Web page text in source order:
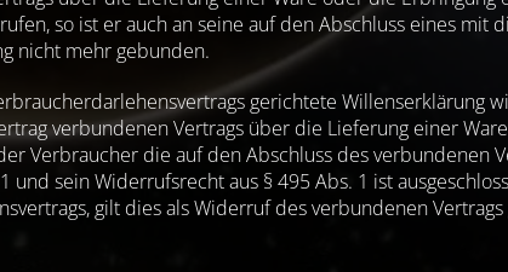
so ist er auch an seine auf den Abschluss eines mit
nicht mehr gebunden.
gerichtete Willenserklärung
verbundenen Vertrags über die Lieferung einer
Verbraucher die auf den Abschluss des verbundenen
sein Widerrufsrecht aus § 495 Abs. 1 ist
gilt dies als Widerruf des verbundenen